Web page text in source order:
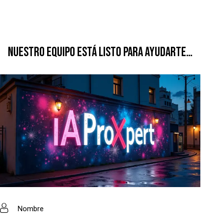
NUESTRO EQUIPO ESTÁ LISTO PARA AYUDARTE…